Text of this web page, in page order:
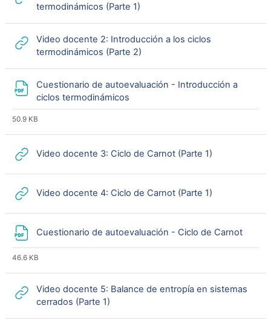
termodinámicos (Parte 1)
Video docente 2: Introducción a los ciclos
termodinámicos (Parte 2)
Cuestionario de autoevaluación - Introducción a
ciclos termodinámicos
50.9 KB
Video docente 3: Ciclo de Carnot (Parte 1)
Video docente 4: Ciclo de Carnot (Parte 1)
Cuestionario de autoevaluación - Ciclo de Carnot
46.6 KB
Video docente 5: Balance de entropía en sistemas
cerrados (Parte 1)